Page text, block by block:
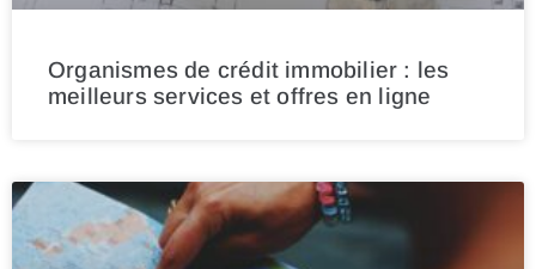
Organismes de crédit immobilier : les
meilleurs services et offres en ligne